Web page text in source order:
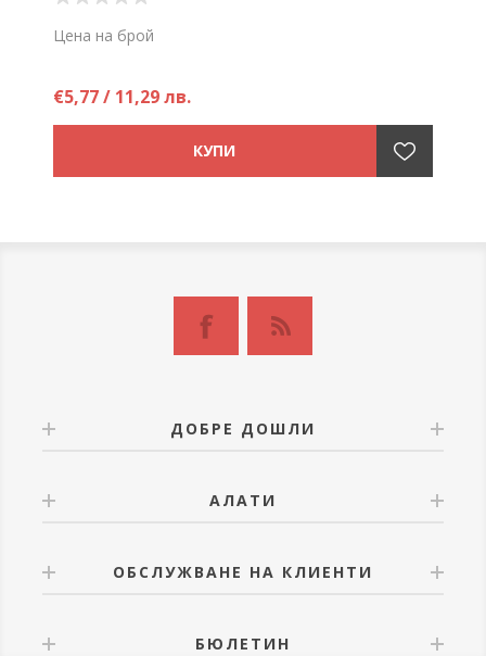
Цена на брой
€5,77 / 11,29 лв.
ДОБРЕ ДОШЛИ
АЛАТИ
ОБСЛУЖВАНЕ НА КЛИЕНТИ
БЮЛЕТИН